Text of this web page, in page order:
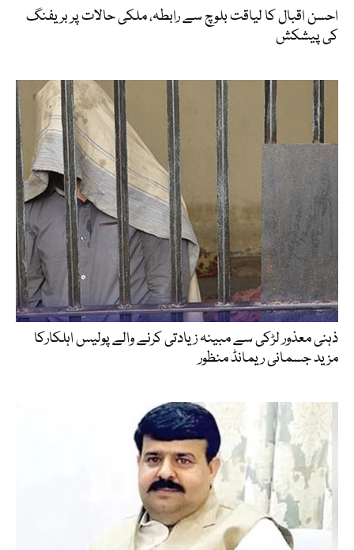
احسن اقبال کا لیاقت بلوچ سے رابطہ، ملکی حالات پر بریفنگ
کی پیشکش
ذہنی معذور لڑکی سے مبینہ زیادتی کرنے والے پولیس اہلکارکا
مزید جسمانی ریمانڈ منظور